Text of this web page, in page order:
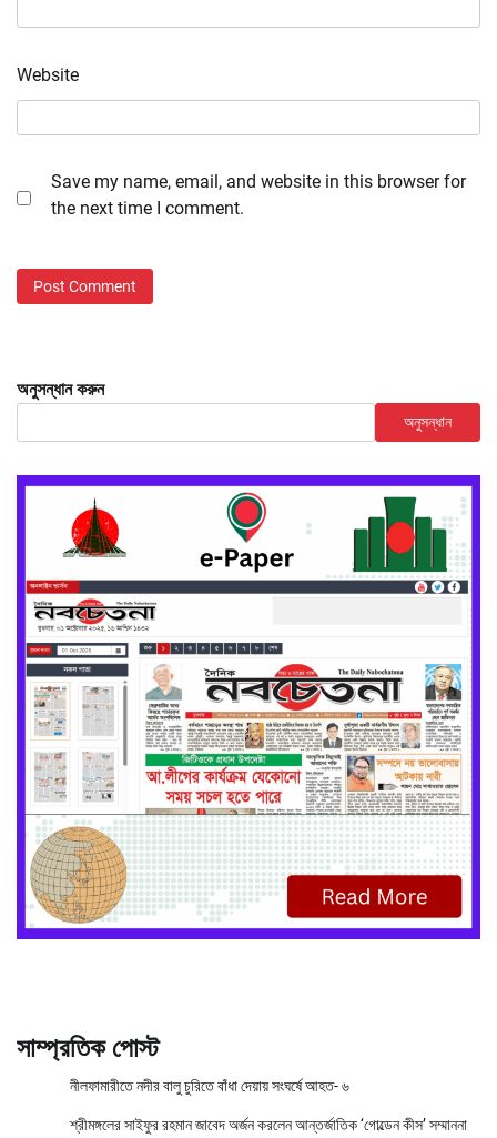
Website
Save my name, email, and website in this browser for
the next time I comment.
অনুসন্ধান করুন
অনুসন্ধান
সাম্প্রতিক পোস্ট
নীলফামারীতে নদীর বালু চুরিতে বাঁধা দেয়ায় সংঘর্ষে আহত- ৬
শ্রীমঙ্গলের সাইফুর রহমান জাবেদ অর্জন করলেন আন্তর্জাতিক ‘গোল্ডেন কীস’ সম্মাননা